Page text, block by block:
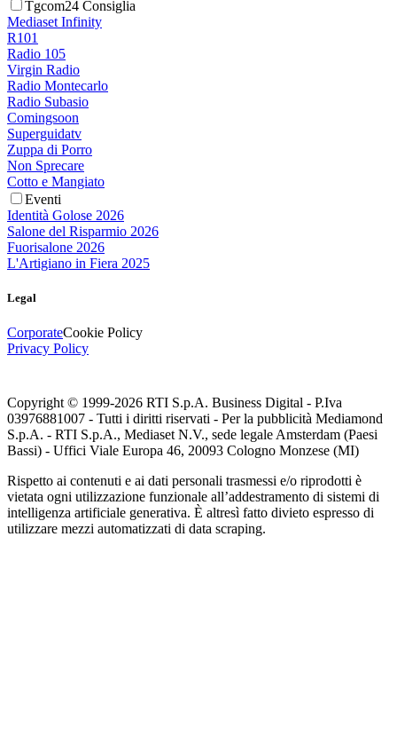
Tgcom24 Consiglia
Mediaset Infinity
R101
Radio 105
Virgin Radio
Radio Montecarlo
Radio Subasio
Comingsoon
Superguidatv
Zuppa di Porro
Non Sprecare
Cotto e Mangiato
Eventi
Identità Golose 2026
Salone del Risparmio 2026
Fuorisalone 2026
L'Artigiano in Fiera 2025
Legal
CorporateCookie Policy
Privacy Policy
Copyright © 1999-2026 RTI S.p.A. Business Digital - P.Iva
03976881007 - Tutti i diritti riservati - Per la pubblicità Mediamond
S.p.A. - RTI S.p.A., Mediaset N.V., sede legale Amsterdam (Paesi
Bassi) - Uffici Viale Europa 46, 20093 Cologno Monzese (MI)
Rispetto ai contenuti e ai dati personali trasmessi e/o riprodotti è
vietata ogni utilizzazione funzionale all’addestramento di sistemi di
intelligenza artificiale generativa. È altresì fatto divieto espresso di
utilizzare mezzi automatizzati di data scraping.